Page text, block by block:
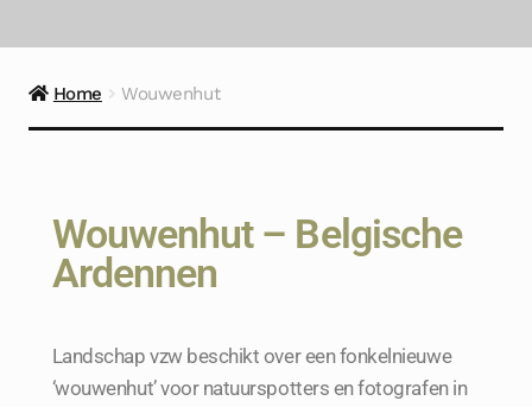
Agenda
Hertenhut
Ontdek Landschap vzw
Home Wouwenhut
Wouwenhut – Belgische
Ardennen
Landschap vzw beschikt over een fonkelnieuwe
‘wouwenhut’ voor natuurspotters en fotografen in